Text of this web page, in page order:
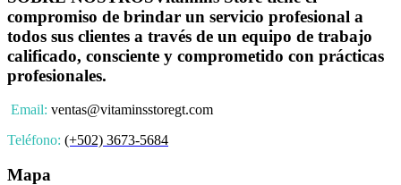
compromiso de brindar un servicio profesional a
todos sus clientes a través de un equipo de trabajo
calificado, consciente y comprometido con prácticas
profesionales.
Email: ventas@vitaminsstoregt.com
Teléfono: (+502) 3673-5684
Mapa